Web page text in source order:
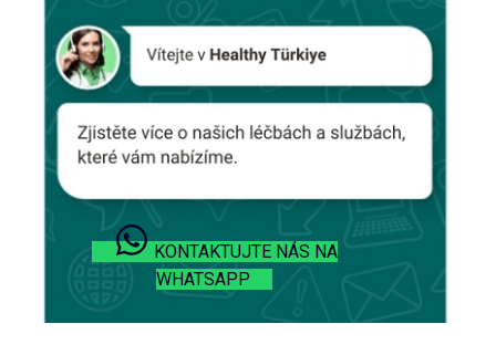
KONTAKTUJTE NÁS NA
WHATSAPP